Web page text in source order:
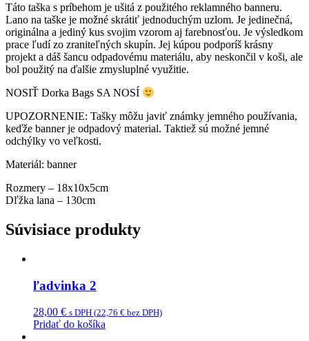
Táto taška s príbehom je ušitá z použitého reklamného banneru.
Lano na taške je možné skrátiť jednoduchým uzlom. Je jedinečná,
originálna a jediný kus svojim vzorom aj farebnosťou. Je výsledkom
prace ľudí zo zraniteľných skupín. Jej kúpou podporíš krásny
projekt a dáš šancu odpadovému materiálu, aby neskončil v koši, ale
bol použitý na ďalšie zmysluplné využitie.
NOSIŤ Dorka Bags SA NOSÍ
UPOZORNENIE: Tašky môžu javiť známky jemného používania,
keďže banner je odpadový material. Taktiež sú možné jemné
odchýlky vo veľkosti.
Materiál: banner
Rozmery – 18x10x5cm
Dľžka lana – 130cm
Súvisiace produkty
ľadvinka 2
28,00 € s DPH (22,76 € bez DPH)
Pridať do košíka